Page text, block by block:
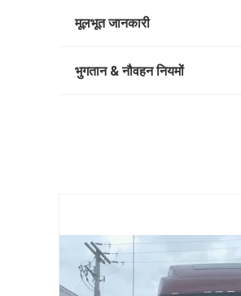
मूलभूत जानकारी
भुगतान & नौवहन नियमों